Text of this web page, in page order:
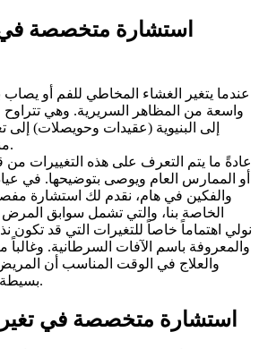
استشارة متخصصة في
عندما يتغير الغشاء المخاطي للفم أو
واسعة من المظاهر السريرية. وهي تتراوح
إلى البنيوية (عقيدات وحويصلات) إلى
منشأ وتطور مختلفين جداً.
عادةً ما يتم التعرف على هذه التغييرات من
أو الممارس العام ويوصى بتوضيحها. في
والفكين في هام، نقدم لك استشارة
الخاصة بنا، والتي تشمل سوابق
نولي اهتماماً خاصاً للتغيرات التي قد تكون
والمعروفة باسم الآفات السرطانية. وغالباً
والعلاج في الوقت المناسب أن
بسيطة مع فرصة جيدة للشفاء.
استشارة متخصصة في